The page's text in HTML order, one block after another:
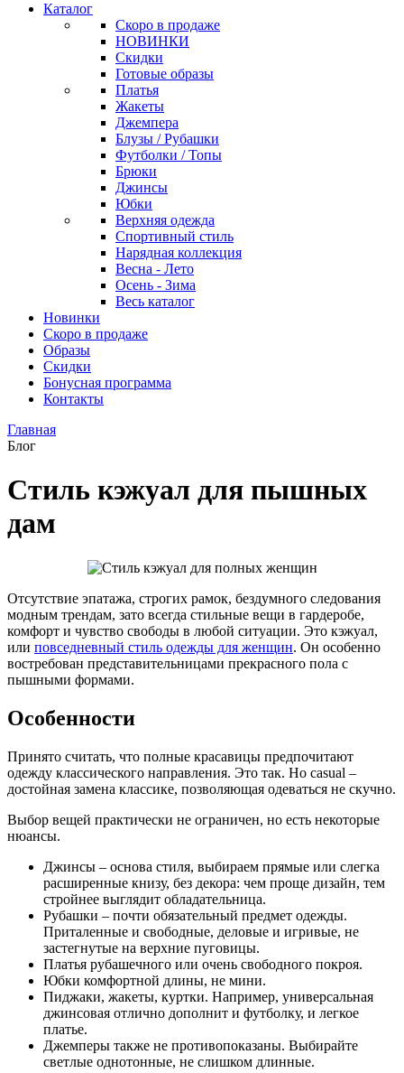
Каталог
Скоро в продаже
НОВИНКИ
Скидки
Готовые образы
Платья
Жакеты
Джемпера
Блузы / Рубашки
Футболки / Топы
Брюки
Джинсы
Юбки
Верхняя одежда
Спортивный стиль
Нарядная коллекция
Весна - Лето
Осень - Зима
Весь каталог
Новинки
Скоро в продаже
Образы
Скидки
Бонусная программа
Контакты
Главная
Блог
Стиль кэжуал для пышных
дам
Отсутствие эпатажа, строгих рамок, бездумного следования
модным трендам, зато всегда стильные вещи в гардеробе,
комфорт и чувство свободы в любой ситуации. Это кэжуал,
или повседневный стиль одежды для женщин. Он особенно
востребован представительницами прекрасного пола с
пышными формами.
Особенности
Принято считать, что полные красавицы предпочитают
одежду классического направления. Это так. Но casual –
достойная замена классике, позволяющая одеваться не скучно.
Выбор вещей практически не ограничен, но есть некоторые
нюансы.
Джинсы – основа стиля, выбираем прямые или слегка
расширенные книзу, без декора: чем проще дизайн, тем
стройнее выглядит обладательница.
Рубашки – почти обязательный предмет одежды.
Приталенные и свободные, деловые и игривые, не
застегнутые на верхние пуговицы.
Платья рубашечного или очень свободного покроя.
Юбки комфортной длины, не мини.
Пиджаки, жакеты, куртки. Например, универсальная
джинсовая отлично дополнит и футболку, и легкое
платье.
Джемперы также не противопоказаны. Выбирайте
светлые однотонные, не слишком длинные.